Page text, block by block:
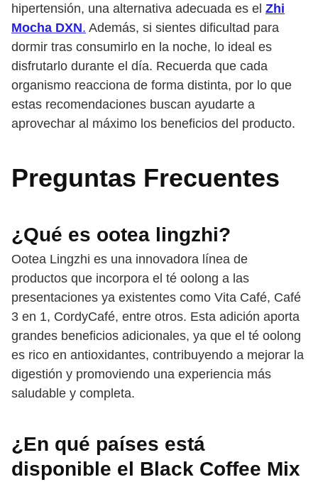
hipertensión, una alternativa adecuada es el Zhi
Mocha DXN. Además, si sientes dificultad para
dormir tras consumirlo en la noche, lo ideal es
disfrutarlo durante el día. Recuerda que cada
organismo reacciona de forma distinta, por lo que
estas recomendaciones buscan ayudarte a
aprovechar al máximo los beneficios del producto.
Preguntas Frecuentes
¿Qué es ootea lingzhi?
Ootea Lingzhi es una innovadora línea de
productos que incorpora el té oolong a las
presentaciones ya existentes como Vita Café, Café
3 en 1, CordyCafé, entre otros. Esta adición aporta
grandes beneficios adicionales, ya que el té oolong
es rico en antioxidantes, contribuyendo a mejorar la
digestión y promoviendo una experiencia más
saludable y completa.
¿En qué países está
disponible el Black Coffee Mix